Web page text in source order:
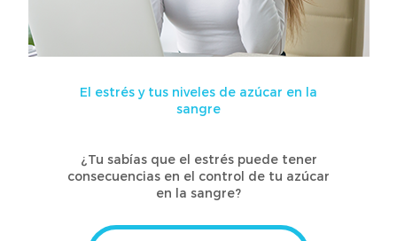
El estrés y tus niveles de azúcar en la
sangre
¿Tu sabías que el estrés puede tener
consecuencias en el control de tu azúcar
en la sangre?